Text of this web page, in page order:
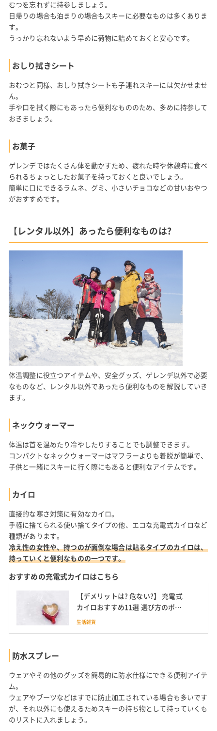
むつを忘れずに持参しましょう。
日帰りの場合も泊まりの場合もスキーに必要なものは多くありま
す。
うっかり忘れないよう早めに荷物に詰めておくと安心です。
おしり拭きシート
おむつと同様、おしり拭きシートも子連れスキーには欠かせませ
ん。
手や口を拭く際にもあったら便利なもののため、多めに持参して
おきましょう。
お菓子
ゲレンデではたくさん体を動かすため、疲れた時や休憩時に食べ
られるちょっとしたお菓子を持っておくと良いでしょう。
簡単に口にできるラムネ、グミ、小さいチョコなどの甘いおやつ
がおすすめです。
【レンタル以外】あったら便利なものは?
体温調整に役立つアイテムや、安全グッズ、ゲレンデ以外で必要
なものなど、レンタル以外であったら便利なものを解説していき
ます。
ネックウォーマー
体温は首を温めたり冷やしたりすることでも調整できます。
コンパクトなネックウォーマーはマフラーよりも着脱が簡単で、
子供と一緒にスキーに行く際にもあると便利なアイテムです。
カイロ
直接的な寒さ対策に有効なカイロ。
手軽に捨てられる使い捨てタイプの他、エコな充電式カイロなど
種類があります。
冷え性の女性や、持つのが面倒な場合は貼るタイプのカイロは、
持っていくと便利なものの一つです。
おすすめの充電式カイロはこちら
【デメリットは? 危ない?】 充電式
カイロおすすめ11選 選び方のポイ
ントも
生活雑貨
防水スプレー
ウェアやその他のグッズを簡易的に防水仕様にできる便利アイテ
ム。
ウェアやブーツなどはすでに防止加工されている場合も多いです
が、それ以外にも使えるためスキーの持ち物として持っていくも
のリストに入れましょう。